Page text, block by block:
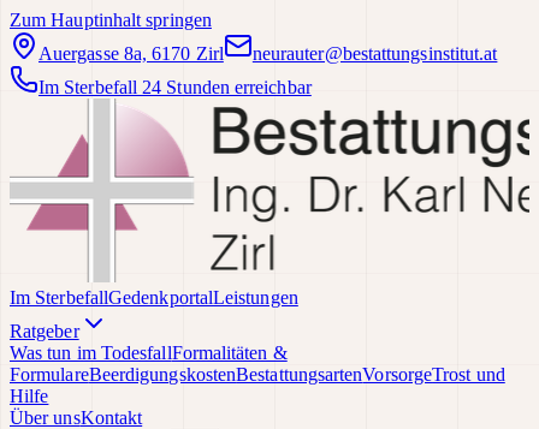
Zum Hauptinhalt springen
Auergasse 8a, 6170 Zirl
neurauter@bestattungsinstitut.at
Im Sterbefall 24 Stunden erreichbar
Im SterbefallGedenkportalLeistungen
Ratgeber
Was tun im TodesfallFormalitäten &
FormulareBeerdigungskostenBestattungsartenVorsorgeTrost und
Hilfe
Über unsKontakt